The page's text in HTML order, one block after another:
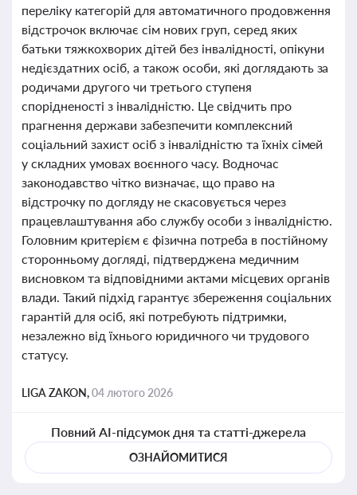
переліку категорій для автоматичного продовження
відстрочок включає сім нових груп, серед яких
батьки тяжкохворих дітей без інвалідності, опікуни
недієздатних осіб, а також особи, які доглядають за
родичами другого чи третього ступеня
спорідненості з інвалідністю. Це свідчить про
прагнення держави забезпечити комплексний
соціальний захист осіб з інвалідністю та їхніх сімей
у складних умовах воєнного часу. Водночас
законодавство чітко визначає, що право на
відстрочку по догляду не скасовується через
працевлаштування або службу особи з інвалідністю.
Головним критерієм є фізична потреба в постійному
сторонньому догляді, підтверджена медичним
висновком та відповідними актами місцевих органів
влади. Такий підхід гарантує збереження соціальних
гарантій для осіб, які потребують підтримки,
незалежно від їхнього юридичного чи трудового
статусу.
LIGA ZAKON,04 лютого 2026
Повний AI-підсумок дня та статті-джерела
ОЗНАЙОМИТИСЯ